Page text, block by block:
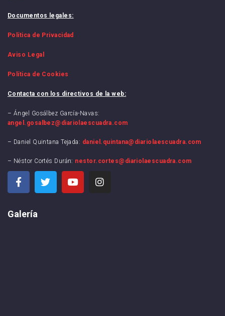
Documentos legales:
Política de Privacidad
Aviso Legal
Política de Cookies
Contacta con los directivos de la web:
– Ángel Gosálbez García-Navas:
angel.gosalbez@diariolaescuadra.com
– Daniel Quintana Tejada: daniel.quintana@diariolaescuadra.com
– Néstor Cortés Durán: nestor.cortes@diariolaescuadra.com
Galería